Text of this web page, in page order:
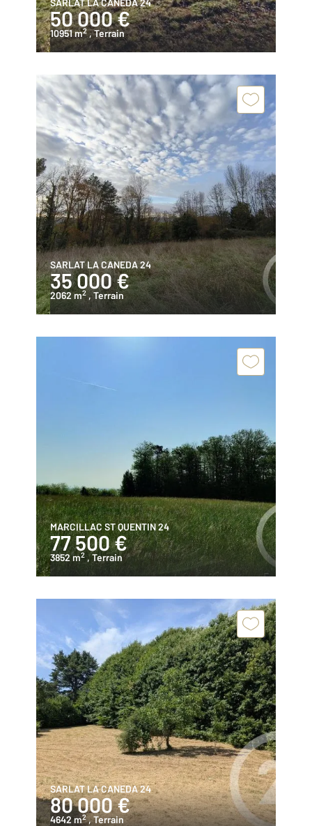
SARLAT LA CANEDA 24
50 000 €
10951 m2 , Terrain
SARLAT LA CANEDA 24
35 000 €
2062 m2 , Terrain
MARCILLAC ST QUENTIN 24
77 500 €
3852 m2 , Terrain
SARLAT LA CANEDA 24
80 000 €
4642 m2 , Terrain